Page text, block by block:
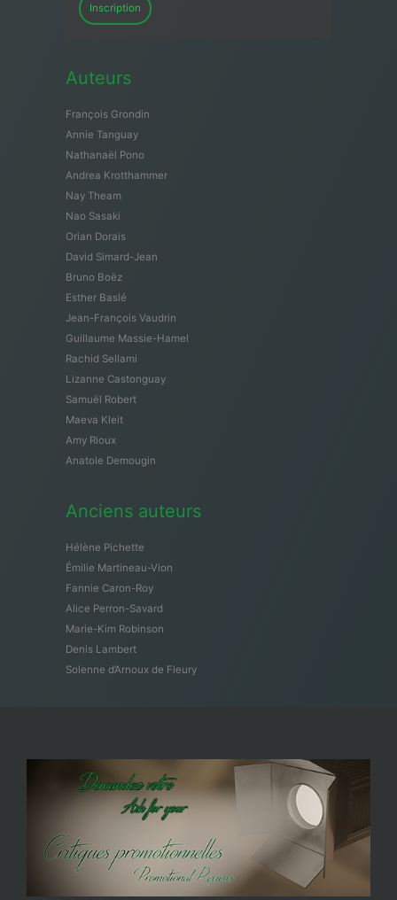
Inscription
Auteurs
François Grondin
Annie Tanguay
Nathanaël Pono
Andrea Krotthammer
Nay Theam
Nao Sasaki
Orian Dorais
David Simard-Jean
Bruno Boëz
Esther Baslé
Jean-François Vaudrin
Guillaume Massie-Hamel
Rachid Sellami
Lizanne Castonguay
Samuël Robert
Maeva Kleit
Amy Rioux
Anatole Demougin
Anciens auteurs
Hélène Pichette
Émilie Martineau-Vion
Fannie Caron-Roy
Alice Perron-Savard
Marie-Kim Robinson
Denis Lambert
Solenne d’Arnoux de Fleury